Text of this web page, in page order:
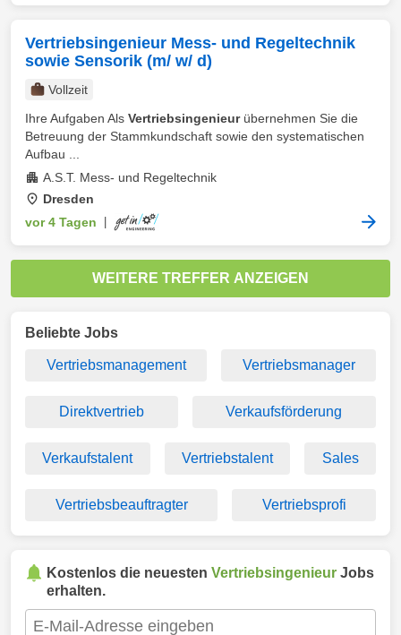
Vertriebsingenieur Mess- und Regeltechnik
sowie Sensorik (m/ w/ d)
Vollzeit
Ihre Aufgaben Als Vertriebsingenieurübernehmen Sie die
Betreuung der Stammkundschaft sowie den systematischen
Aufbau ...
A.S.T. Mess- und Regeltechnik
Dresden
vor 4 Tagen
WEITERE TREFFER ANZEIGEN
Beliebte Jobs
Vertriebsmanagement Vertriebsmanager
Direktvertrieb Verkaufsförderung
Verkaufstalent Vertriebstalent Sales
Vertriebsbeauftragter Vertriebsprofi
Kostenlos die neuesten Vertriebsingenieur Jobs
erhalten.